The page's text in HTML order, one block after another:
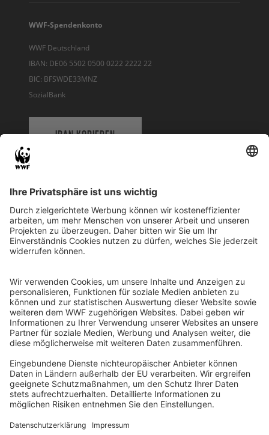
WWF-Spendenkonto
WWF Deutschland
IBAN: DE06 5502 0500 0222 2222 22
BIC: BFSWDE33MNZ
SozialBank
IBAN KOPIEREN
WWF Deutschland
Reinhardtstr. 18
10117 Berlin
Ihre Spende kann steuerlich geltend gemacht werden
Registriert als Stiftung WWF Deutschland, Senatsverwaltung für
Justiz Berlin, Az: 3416/976/2
Umsatzsteuer-Identifikationsnummer: DE 114236103
Freistellungsbescheid: Als gemeinnützige Körperschaft befreit
von der Körperschaftssteuer gem. §5 I 9 KStg. unter der
Steuernummer 27/641/09321